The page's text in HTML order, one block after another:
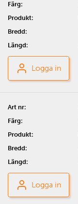
Logga in
Logga in